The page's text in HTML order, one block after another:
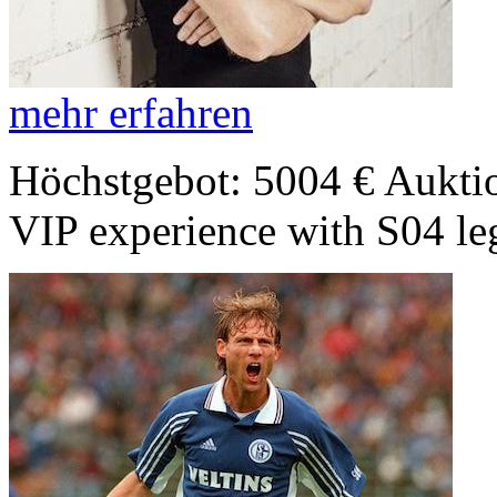
mehr erfahren
Höchstgebot: 5004 €
VIP experience with S04